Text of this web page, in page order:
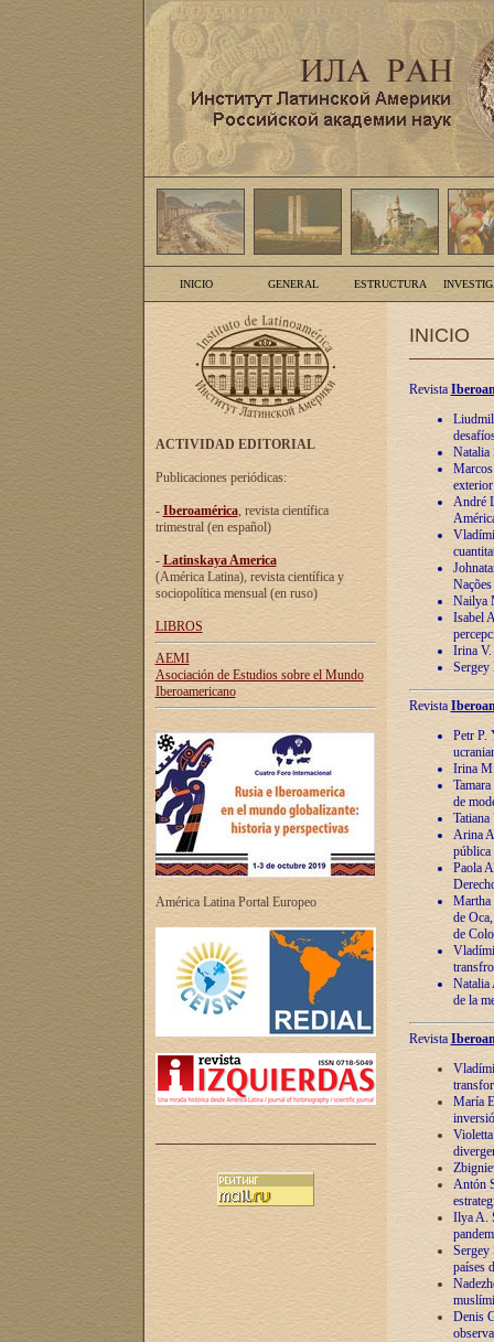
INICIO GENERAL ESTRUCTURA
ACTIVIDAD EDITORIAL
Publicaciones periódicas:
- Iberoamérica, revista científica
trimestral (en español)
- Latinskaya America
(América Latina), revista científica y
sociopolítica mensual (en ruso)
LIBROS
AEMI
Asociación de Estudios sobre el Mundo
Iberoamericano
América Latina Portal Europeo
INICIO
Revista
Natalia
André
Nailya
Isabel
Irina V.
Sergey
Revista
Petr P.
Irina
de
Arina
pública
Paola
Martha
de
de
Natalia
de la
Revista
María
Antón
Ilya A.
Sergey
países
Denis